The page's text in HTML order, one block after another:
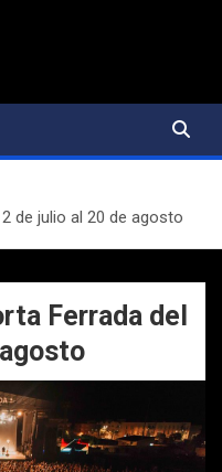
de julio al 20 de agosto
Ferrada del